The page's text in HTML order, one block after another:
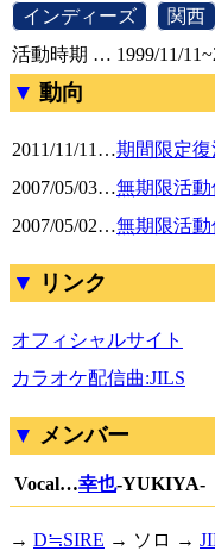
インディーズ 関西
活動時期 … 1999/11/
動向
2011/11/11 …期間限定
2007/05/03…無期限活
2007/05/02…無期限活
リンク
オフィシャルサイト
カラオケ配信曲:JILS
メンバー
Vocal…幸也-YUKIYA-
→ D≒SIRE → ソロ →